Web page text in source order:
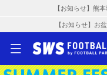
【お知らせ】熊
【お知らせ】お